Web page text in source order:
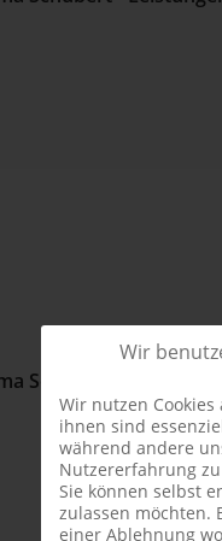
Wir
Wir nutzen
ihnen sind
während andere
Nutzererfahrung zu
Sie können selbst
zulassen möchten.
einer Ablehnung